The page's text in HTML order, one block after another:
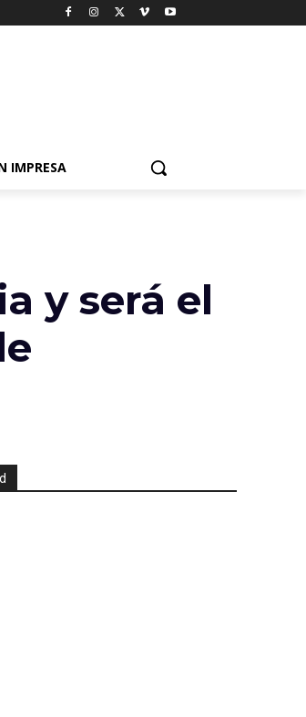
IMPRESA
y será el